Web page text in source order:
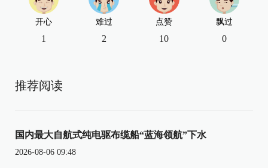
开心
1
难过
2
点赞
10
飘过
0
推荐阅读
国内最大自航式纯电驱布缆船“蓝海领航”下水
2026-08-06 09:48